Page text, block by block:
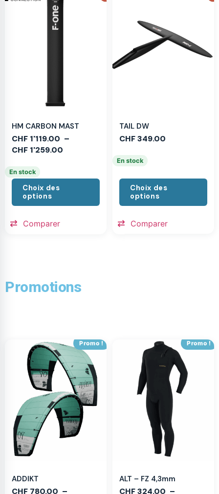
HM CARBON MAST
CHF 1'119.00 –
CHF 1'259.00
En stock
Choix des
options
Comparer
TAIL DW
CHF349.00
En stock
Choix des
options
Comparer
Promotions
Promo !
ADDIKT
CHF 780.00 –
Promo !
ALT – FZ 4,3mm
CHF324.00 –